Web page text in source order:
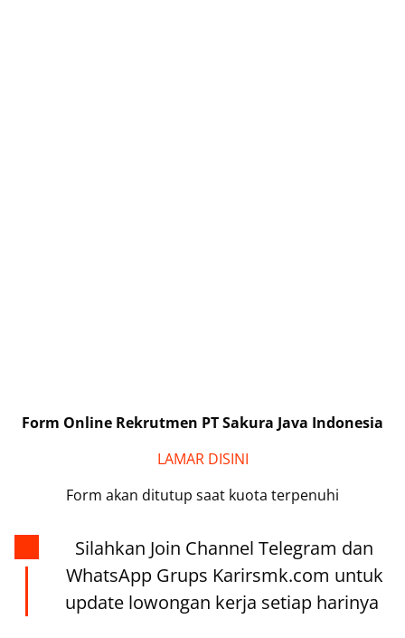
Form Online Rekrutmen PT Sakura Java Indonesia
LAMAR DISINI
Form akan ditutup saat kuota terpenuhi
Silahkan Join Channel Telegram dan
WhatsApp Grups Karirsmk.com untuk
update lowongan kerja setiap harinya